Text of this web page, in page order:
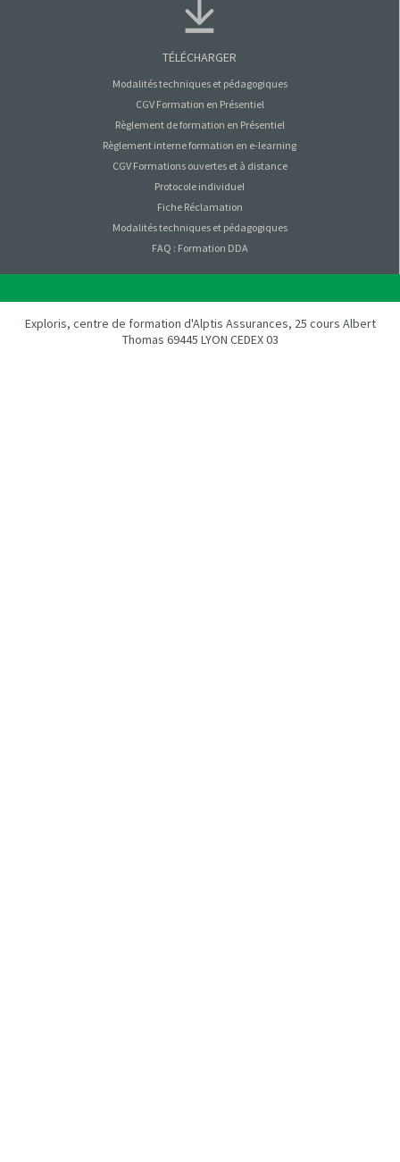
TÉLÉCHARGER
Modalités techniques et pédagogiques
CGV Formation en Présentiel
Règlement de formation en Présentiel
Règlement interne formation en e-learning
CGV Formations ouvertes et à distance
Protocole individuel
Fiche Réclamation
Modalités techniques et pédagogiques
FAQ : Formation DDA
Exploris, centre de formation d'Alptis Assurances, 25 cours Albert
Thomas 69445 LYON CEDEX 03